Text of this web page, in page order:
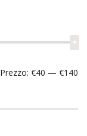
Prezzo: €40 — €140